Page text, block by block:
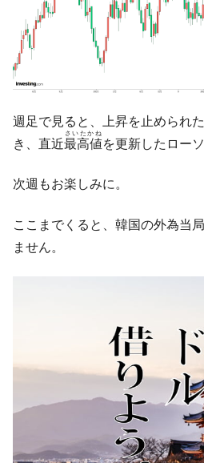
『Money1』
韓国政府「2035
ータセンター整備」⇒ だから無理
『Money1』
JPモルガン「韓国
ほぼ終わった」
発。
『Money1』
韓国政府「ニセＫ-
『Money1』
営業利益80.2％も減少
韓国ボンクラ政策
他人事のような発言。
韓国半導体『SK
業績「史上最高益」当期純利益は
日本の誇る海洋資源調
塊！
週足で見ると、上昇を止められ
き、直近最高値
さいたかね
を更新したロー
次週もお楽しみに。
ここまでくると、韓国の外為当
ません。